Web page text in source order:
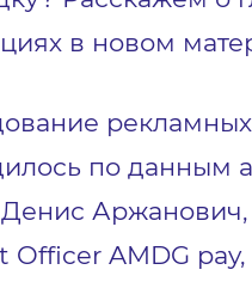
в новом
по данным
Денис
Officer AMDG pay,